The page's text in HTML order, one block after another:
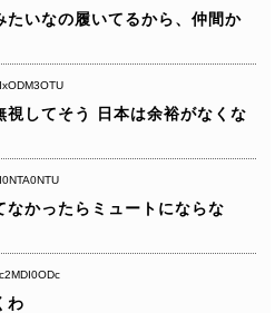
たいなの履いてるから、仲間か
視してそう
日本は余裕がなくな
かったらミュートにならな
わ